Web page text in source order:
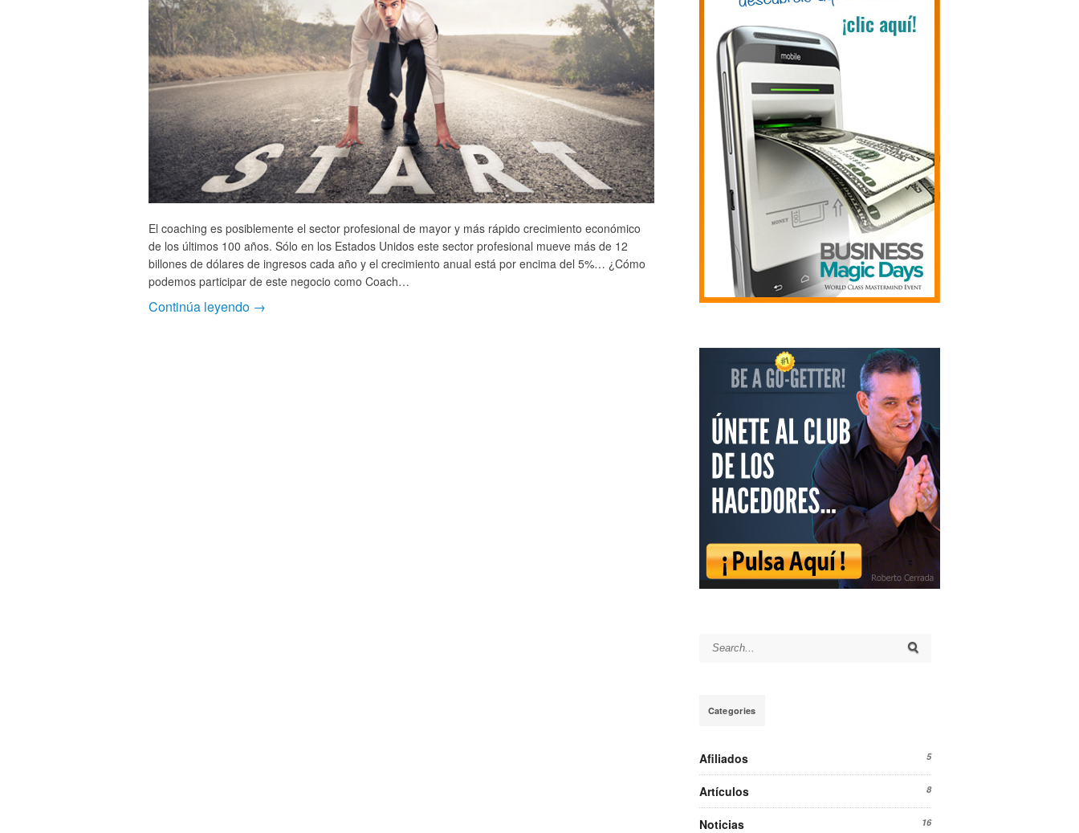
El coaching es posiblemente el sector profesional de mayor y más rápido crecimiento económico
de los últimos 100 años. Sólo en los Estados Unidos este sector profesional mueve más de 12
billones de dólares de ingresos cada año y el crecimiento anual está por encima del 5%… ¿Cómo
podemos participar de este negocio como Coach…
Continúa leyendo →
Search for:
Categories
Afiliados 5
Artículos 8
Noticias 16